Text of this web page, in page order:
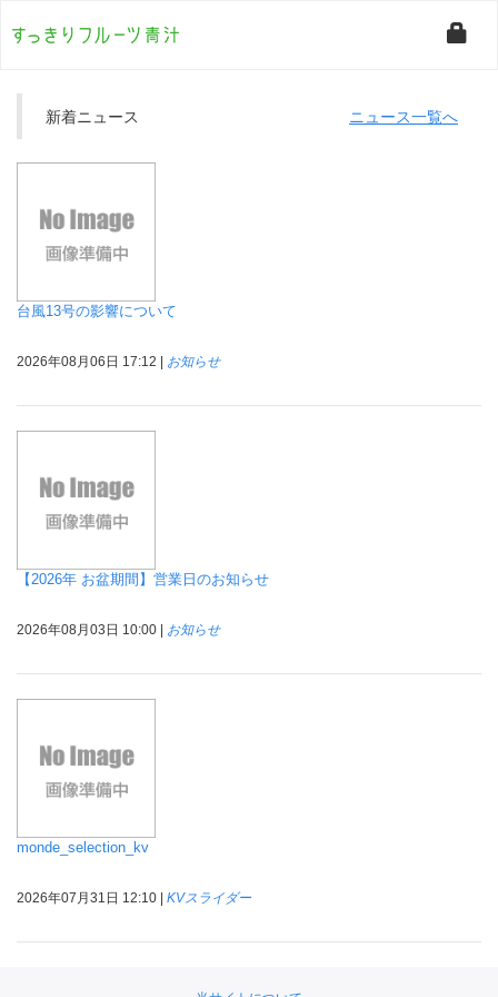
新着ニュース ニュース一覧へ
台風13号の影響について
2026年08月06日 17:12 | お知らせ
【2026年 お盆期間】営業日のお知らせ
2026年08月03日 10:00 | お知らせ
monde_selection_kv
2026年07月31日 12:10 | KVスライダー